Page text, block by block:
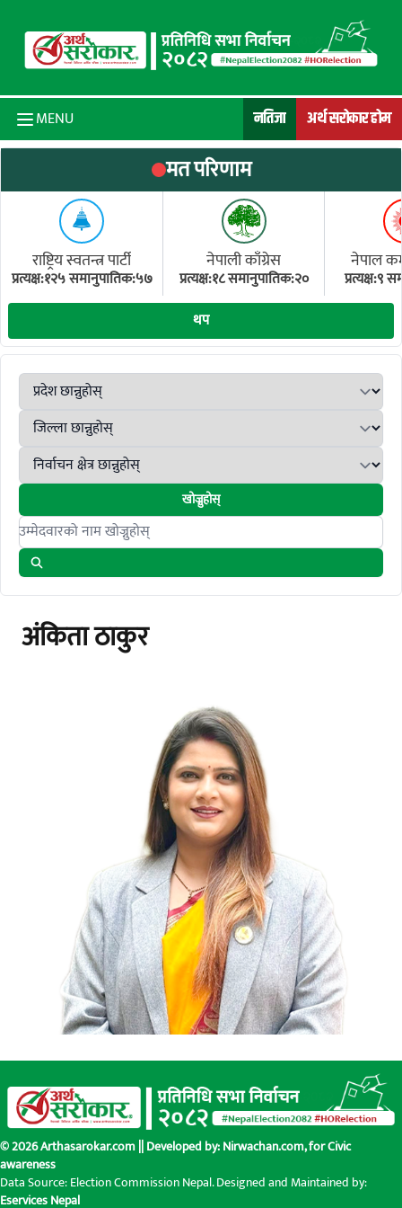
MENU नतिजा अर्थ सरोकार होम
मत परिणाम
राष्ट्रिय स्वतन्त्र पार्टी
प्रत्यक्ष:१२५ समानुपातिक:५७
नेपाली काँग्रेस
प्रत्यक्ष:१८ समानुपातिक:२०
नेपाल
प्रत्यक्ष:९
थप
खोज्नुहोस्
Search candidates
अंकिता ठाकुर
© 2026 Arthasarokar.com || Developed by:Nirwachan.com, for Civic
awareness
Data Source: Election Commission Nepal. Designed and Maintained by:
Eservices Nepal